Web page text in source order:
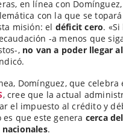
en línea con
con la que se
misión: el déficit cero.
-a menos que
, no van a poder llegar
Domínguez, que celebra
, cree que la actual
el impuesto al crédito y
que este genera cerca
.